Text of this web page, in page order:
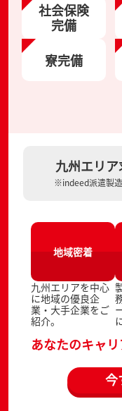
社会保険
完備
寮完備
九州エリ
※indeed派遣製
地域密着
九州エリアを中心
に地域の優良企
業・大手企業をご
紹介。
あなたのキャ
今